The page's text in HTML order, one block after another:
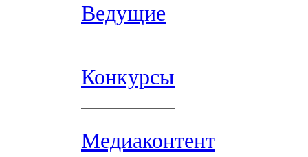
Ведущие
Конкурсы
Медиаконтент